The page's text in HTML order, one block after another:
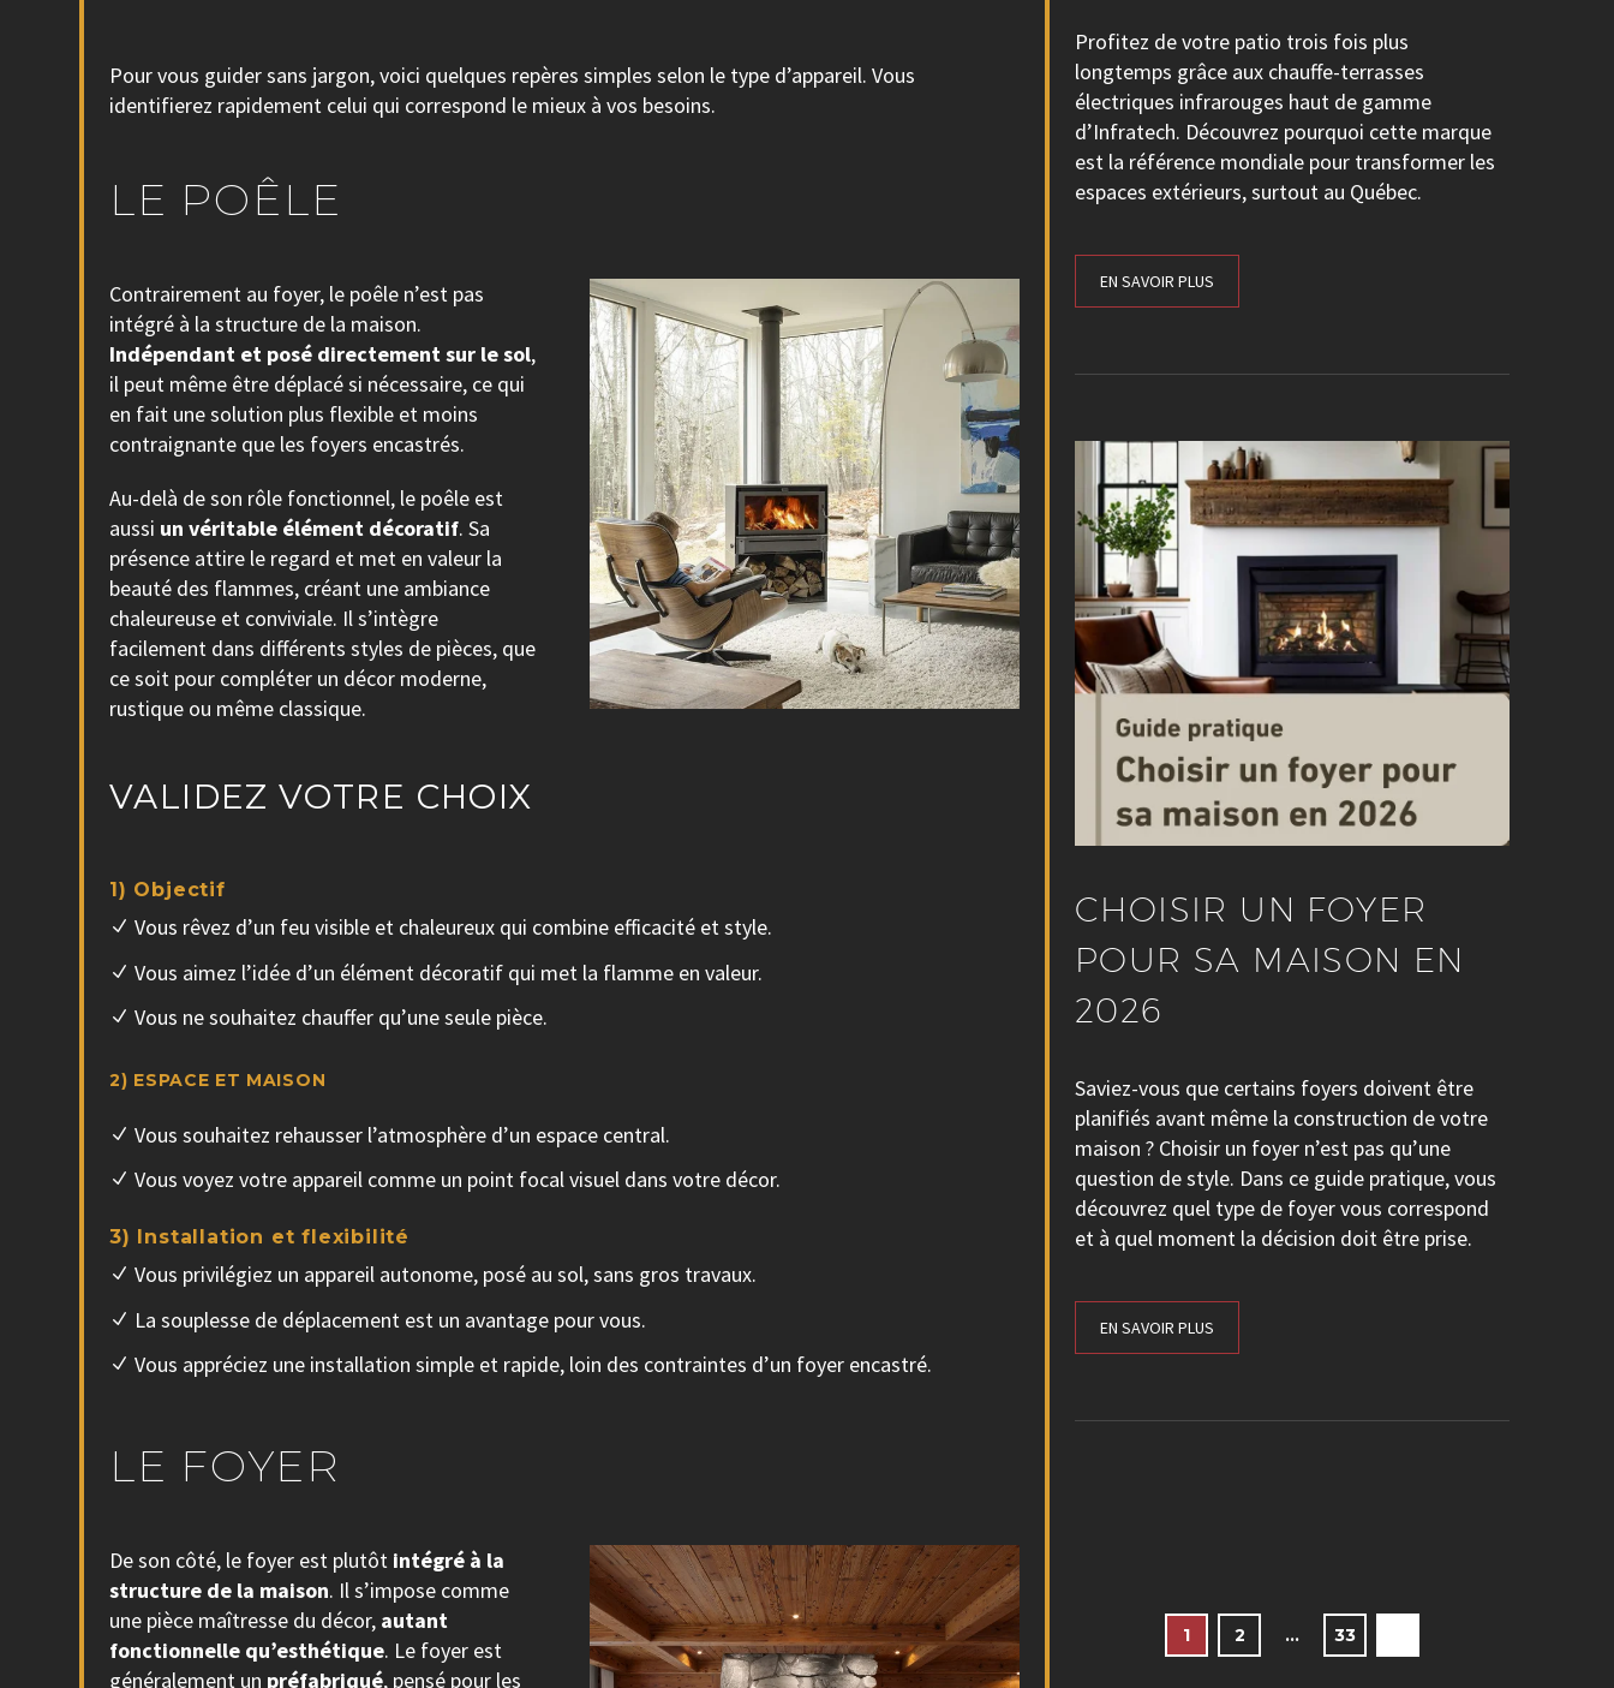
Pour vous guider sans jargon, voici quelques repères simples selon le type d’appareil. Vous
identifierez rapidement celui qui correspond le mieux à vos besoins.
LE POÊLE
Contrairement au foyer, le poêle n’est pas
intégré à la structure de la maison.
Indépendant et posé directement sur le sol,
il peut même être déplacé si nécessaire, ce qui
en fait une solution plus flexible et moins
contraignante que les foyers encastrés.
Au-delà de son rôle fonctionnel, le poêle est
aussi un véritable élément décoratif. Sa
présence attire le regard et met en valeur la
beauté des flammes, créant une ambiance
chaleureuse et conviviale. Il s’intègre
facilement dans différents styles de pièces, que
ce soit pour compléter un décor moderne,
rustique ou même classique.
VALIDEZ VOTRE CHOIX
1) Objectif
Vous rêvez d’un feu visible et chaleureux qui combine efficacité et style.
Vous aimez l’idée d’un élément décoratif qui met la flamme en valeur.
Vous ne souhaitez chauffer qu’une seule pièce.
2) ESPACE ET MAISON
Vous souhaitez rehausser l’atmosphère d’un espace central.
Vous voyez votre appareil comme un point focal visuel dans votre décor.
3) Installation et flexibilité
Vous privilégiez un appareil autonome, posé au sol, sans gros travaux.
La souplesse de déplacement est un avantage pour vous.
Vous appréciez une installation simple et rapide, loin des contraintes d’un foyer encastré.
LE FOYER
De son côté, le foyer est plutôt intégré à la
structure de la maison. Il s’impose comme
une pièce maîtresse du décor, autant
fonctionnelle qu’esthétique. Le foyer est
généralement un préfabriqué, pensé pour les
Profitez de votre patio trois fois plus
longtemps grâce aux chauffe-terrasses
électriques infrarouges haut de gamme
d’Infratech. Découvrez pourquoi cette marque
est la référence mondiale pour transformer les
espaces extérieurs, surtout au Québec.
EN SAVOIR PLUS
CHOISIR UN FOYER
POUR SA MAISON EN
2026
Saviez-vous que certains foyers doivent être
planifiés avant même la construction de votre
maison ? Choisir un foyer n’est pas qu’une
question de style. Dans ce guide pratique, vous
découvrez quel type de foyer vous correspond
et à quel moment la décision doit être prise.
EN SAVOIR PLUS
1 2 … 33